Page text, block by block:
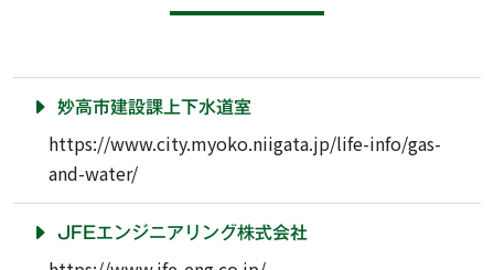
妙高市建設課上下水道室
https://www.city.myoko.niigata.jp/life-info/gas-
and-water/
JFEエンジニアリング株式会社